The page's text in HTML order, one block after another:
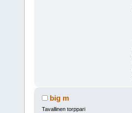
big m
Tavallinen torppari